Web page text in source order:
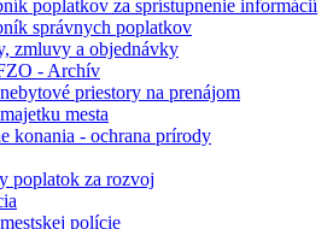
poplatkov za sprístupnenie informácií
správnych poplatkov
zmluvy a objednávky
- Archív
priestory na prenájom
mesta
konania - ochrana prírody
poplatok za rozvoj
polície